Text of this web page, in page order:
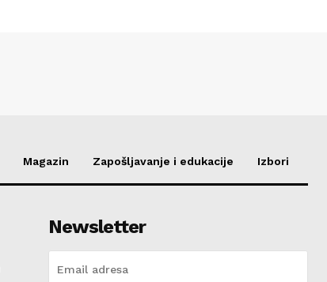
Magazin Zapošljavanje i edukacije Izbori
Newsletter